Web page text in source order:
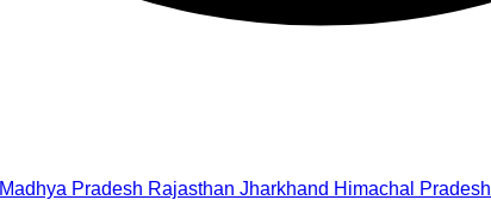
Madhya Pradesh Rajasthan Jharkhand Himachal Pradesh